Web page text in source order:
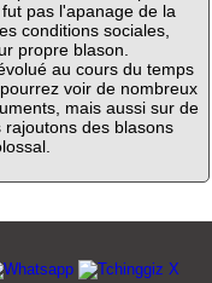
pas l'apanage de la
conditions sociales,
propre blason.
au cours du temps
voir de nombreux
mais aussi sur de
des blasons